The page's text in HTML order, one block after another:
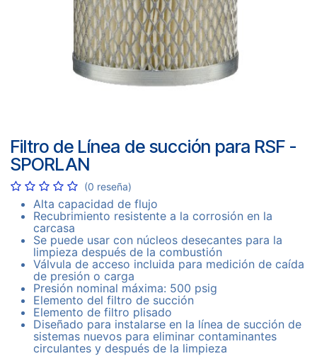
Filtro de Línea de succión para RSF -
SPORLAN
(0 reseña)
Alta capacidad de flujo
Recubrimiento resistente a la corrosión en la
carcasa
Se puede usar con núcleos desecantes para la
limpieza después de la combustión
Válvula de acceso incluida para medición de caída
de presión o carga
Presión nominal máxima: 500 psig
Elemento del filtro de succión
Elemento de filtro plisado
Diseñado para instalarse en la línea de succión de
sistemas nuevos para eliminar contaminantes
circulantes y después de la limpieza